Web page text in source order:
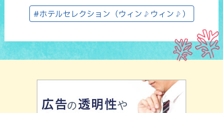
#ホテルセレクション（ウィン♪ウィン♪）